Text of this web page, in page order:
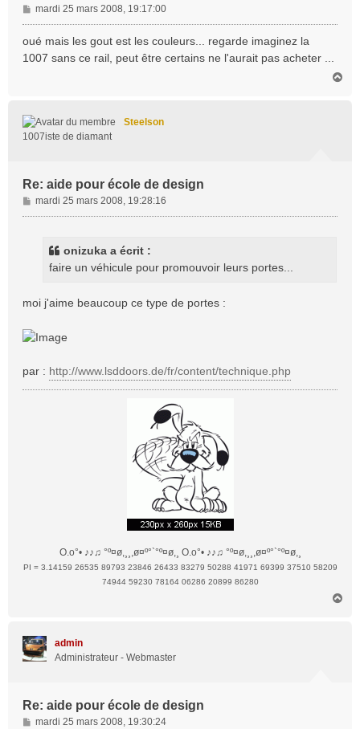
M
e
s
s
mardi 25 mars 2008, 19:17:00
oué mais les gout est les couleurs... regarde imaginez la
1007 sans ce rail, peut être certains ne l'aurait pas acheter ...
Steelson
1007iste de diamant
Re: aide pour école de design
M
e
mardi 25 mars 2008, 19:28:16
onizuka a écrit :
faire un véhicule pour promouvoir leurs portes...
moi j'aime beaucoup ce type de portes :
par : http://www.lsddoors.de/fr/content/technique.php
O.o°• ♪♪♫ °º¤ø,¸¸,ø¤º°`°º¤ø,¸ O.o°• ♪♪♫ °º¤ø,¸¸,ø¤º°`°º¤ø,¸
PI = 3.14159 26535 89793 23846 26433 83279 50288 41971 69399 37510 58209
74944 59230 78164 06286 20899 86280
admin
Administrateur - Webmaster
Re: aide pour école de design
M
mardi 25 mars 2008, 19:30:24